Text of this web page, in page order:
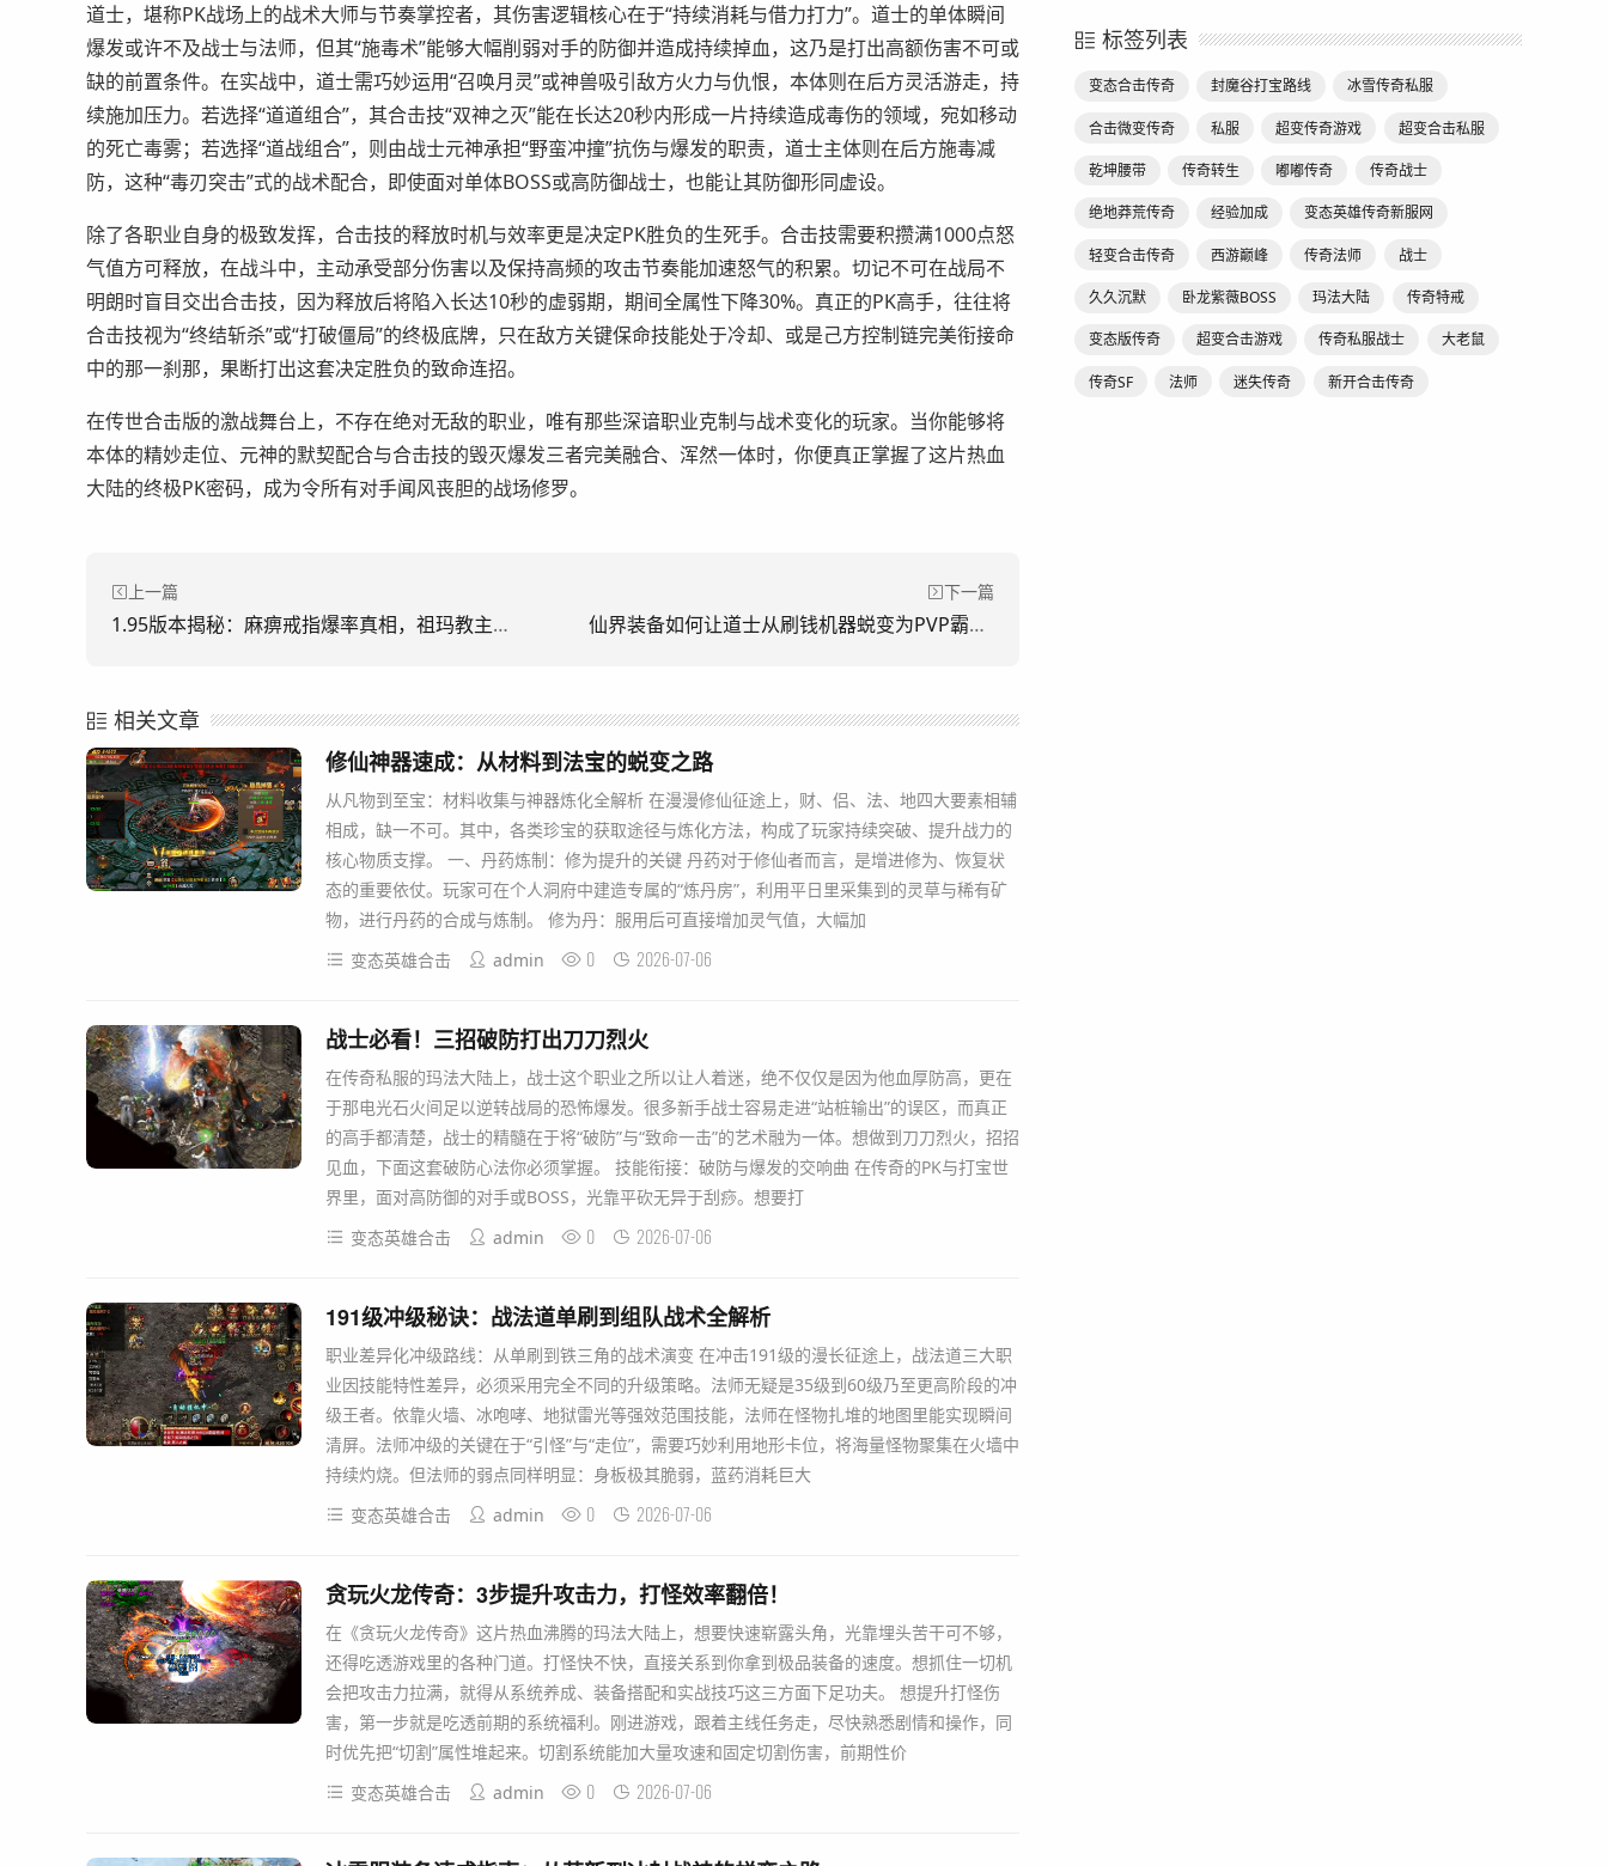
道士，堪称PK战场上的战术大师与节奏掌控者，其伤害逻辑核心在于“持续消耗与借力打力”。道士的单体瞬间
爆发或许不及战士与法师，但其“施毒术”能够大幅削弱对手的防御并造成持续掉血，这乃是打出高额伤害不可或
缺的前置条件。在实战中，道士需巧妙运用“召唤月灵”或神兽吸引敌方火力与仇恨，本体则在后方灵活游走，持
续施加压力。若选择“道道组合”，其合击技“双神之灭”能在长达20秒内形成一片持续造成毒伤的领域，宛如移动
的死亡毒雾；若选择“道战组合”，则由战士元神承担“野蛮冲撞”抗伤与爆发的职责，道士主体则在后方施毒减
防，这种“毒刃突击”式的战术配合，即使面对单体BOSS或高防御战士，也能让其防御形同虚设。
除了各职业自身的极致发挥，合击技的释放时机与效率更是决定PK胜负的生死手。合击技需要积攒满1000点怒
气值方可释放，在战斗中，主动承受部分伤害以及保持高频的攻击节奏能加速怒气的积累。切记不可在战局不
明朗时盲目交出合击技，因为释放后将陷入长达10秒的虚弱期，期间全属性下降30%。真正的PK高手，往往将
合击技视为“终结斩杀”或“打破僵局”的终极底牌，只在敌方关键保命技能处于冷却、或是己方控制链完美衔接命
中的那一刹那，果断打出这套决定胜负的致命连招。
在传世合击版的激战舞台上，不存在绝对无敌的职业，唯有那些深谙职业克制与战术变化的玩家。当你能够将
本体的精妙走位、元神的默契配合与合击技的毁灭爆发三者完美融合、浑然一体时，你便真正掌握了这片热血
大陆的终极PK密码，成为令所有对手闻风丧胆的战场修罗。
上一篇
1.95版本揭秘：麻痹戒指爆率真相，祖玛教主与暗龙谁是真身？
下一篇
仙界装备如何让道士从刷钱机器蜕变为PVP霸主？
相关文章
修仙神器速成：从材料到法宝的蜕变之路
从凡物到至宝：材料收集与神器炼化全解析 在漫漫修仙征途上，财、侣、法、地四大要素相辅
相成，缺一不可。其中，各类珍宝的获取途径与炼化方法，构成了玩家持续突破、提升战力的
核心物质支撑。 一、丹药炼制：修为提升的关键 丹药对于修仙者而言，是增进修为、恢复状
态的重要依仗。玩家可在个人洞府中建造专属的“炼丹房”，利用平日里采集到的灵草与稀有矿
物，进行丹药的合成与炼制。 修为丹：服用后可直接增加灵气值，大幅加
变态英雄合击
admin 0 2026-07-06
战士必看！三招破防打出刀刀烈火
在传奇私服的玛法大陆上，战士这个职业之所以让人着迷，绝不仅仅是因为他血厚防高，更在
于那电光石火间足以逆转战局的恐怖爆发。很多新手战士容易走进“站桩输出”的误区，而真正
的高手都清楚，战士的精髓在于将“破防”与“致命一击”的艺术融为一体。想做到刀刀烈火，招招
见血，下面这套破防心法你必须掌握。 技能衔接：破防与爆发的交响曲 在传奇的PK与打宝世
界里，面对高防御的对手或BOSS，光靠平砍无异于刮痧。想要打
变态英雄合击
admin 0 2026-07-06
191级冲级秘诀：战法道单刷到组队战术全解析
职业差异化冲级路线：从单刷到铁三角的战术演变 在冲击191级的漫长征途上，战法道三大职
业因技能特性差异，必须采用完全不同的升级策略。法师无疑是35级到60级乃至更高阶段的冲
级王者。依靠火墙、冰咆哮、地狱雷光等强效范围技能，法师在怪物扎堆的地图里能实现瞬间
清屏。法师冲级的关键在于“引怪”与“走位”，需要巧妙利用地形卡位，将海量怪物聚集在火墙中
持续灼烧。但法师的弱点同样明显：身板极其脆弱，蓝药消耗巨大
变态英雄合击
admin 0 2026-07-06
贪玩火龙传奇：3步提升攻击力，打怪效率翻倍！
在《贪玩火龙传奇》这片热血沸腾的玛法大陆上，想要快速崭露头角，光靠埋头苦干可不够，
还得吃透游戏里的各种门道。打怪快不快，直接关系到你拿到极品装备的速度。想抓住一切机
会把攻击力拉满，就得从系统养成、装备搭配和实战技巧这三方面下足功夫。 想提升打怪伤
害，第一步就是吃透前期的系统福利。刚进游戏，跟着主线任务走，尽快熟悉剧情和操作，同
时优先把“切割”属性堆起来。切割系统能加大量攻速和固定切割伤害，前期性价
变态英雄合击
admin 0 2026-07-06
标签列表
变态合击传奇 封魔谷打宝路线 冰雪传奇私服
合击微变传奇 私服 超变传奇游戏 超变合击私服
乾坤腰带 传奇转生 嘟嘟传奇 传奇战士
绝地莽荒传奇 经验加成 变态英雄传奇新服网
轻变合击传奇 西游巅峰 传奇法师 战士
久久沉默 卧龙紫薇BOSS 玛法大陆 传奇特戒
变态版传奇 超变合击游戏 传奇私服战士 大老鼠
传奇SF 法师 迷失传奇 新开合击传奇